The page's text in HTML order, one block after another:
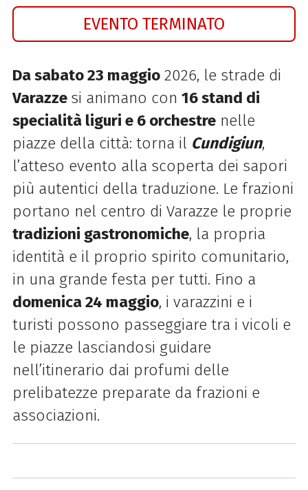
EVENTO TERMINATO
Da sabato 23 maggio2026, le strade di
Varazze si animano con 16 stand di
specialità liguri e 6 orchestrenelle
piazze della città: torna il Cundigiun,
l’atteso evento alla scoperta dei sapori
più autentici della traduzione. Le frazioni
portano nel centro di Varazze le proprie
tradizioni gastronomiche, la propria
identità e il proprio spirito comunitario,
in una grande festa per tutti. Fino a
domenica 24 maggio, i varazzini e i
turisti possono passeggiare tra i vicoli e
le piazze lasciandosi guidare
nell’itinerario dai profumi delle
prelibatezze preparate da frazioni e
associazioni.